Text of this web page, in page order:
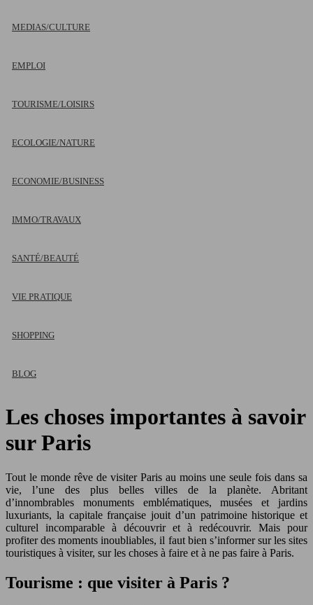
MEDIAS/CULTURE
EMPLOI
TOURISME/LOISIRS
ECOLOGIE/NATURE
ECONOMIE/BUSINESS
IMMO/TRAVAUX
SANTÉ/BEAUTÉ
VIE PRATIQUE
SHOPPING
BLOG
Les choses importantes à savoir
sur Paris
Tout le monde rêve de visiter Paris au moins une seule fois dans sa
vie, l’une des plus belles villes de la planète. Abritant
d’innombrables monuments emblématiques, musées et jardins
luxuriants, la capitale française jouit d’un patrimoine historique et
culturel incomparable à découvrir et à redécouvrir. Mais pour
profiter des moments inoubliables, il faut bien s’informer sur les sites
touristiques à visiter, sur les choses à faire et à ne pas faire à Paris.
Tourisme : que visiter à Paris ?